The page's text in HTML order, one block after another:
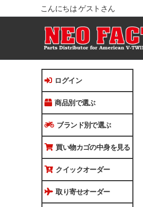
こんにちは ゲストさん
ログイン
商品別で選ぶ
ブランド別で選ぶ
買い物カゴの中身を見る
クイックオーダー
取り寄せオーダー